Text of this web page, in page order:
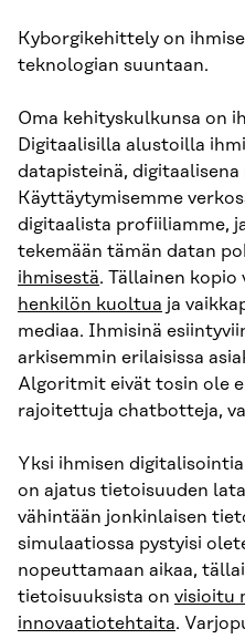
Kyborgikehittely on
teknologian suuntaan.
Oma kehityskulkunsa on
Digitaalisilla alustoilla
datapisteinä,
Käyttäytymisemme
digitaalista profiiliamme,
tekemään tämän datan
ihmisestä. Tällainen kopio
henkilön kuoltua ja
mediaa. Ihmisinä
arkisemmin erilaisissa
Algoritmit eivät tosin ole
rajoitettuja chatbotteja,
Yksi ihmisen
on ajatus tietoisuuden
vähintään jonkinlaisen
simulaatiossa pystyisi
nopeuttamaan aikaa,
tietoisuuksista on visioitu
innovaatiotehtaita.